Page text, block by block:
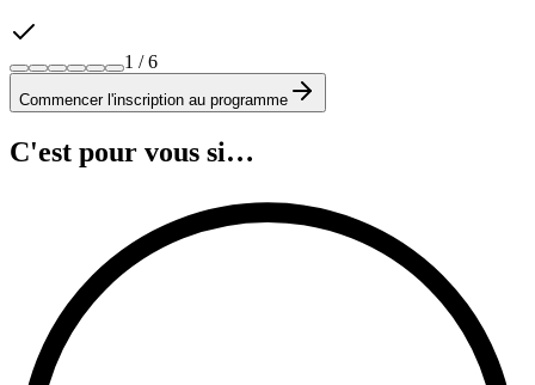
1 /6
Commencer l'inscription au programme
C'est pour vous si…